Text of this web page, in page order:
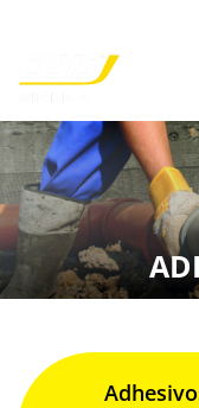
×
PRODUCTOS
RECOMENDADOR
APLICACIONES
CALCULADORA
SOBRE CEYS
SUSCRIBIRME